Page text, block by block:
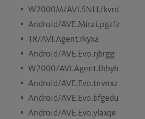
W2000M/AVI.SNH.fkvrd
Android/AVE.Mirai.pgzfz
TR/AVI.Agent.rkyxa
Android/AVE.Evo.rjbrgg
W2000/AVI.Agent.fhbyh
Android/AVE.Evo.tnvnxz
Android/AVE.Evo.bfgedu
Android/AVE.Evo.ylaxqe